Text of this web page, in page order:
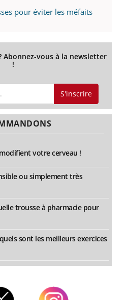
pour éviter les méfaits
Abonnez-vous à la newsletter
!
S'inscrire
votre cerveau !
ou simplement très
trousse à pharmacie pour
sont les meilleurs exercices